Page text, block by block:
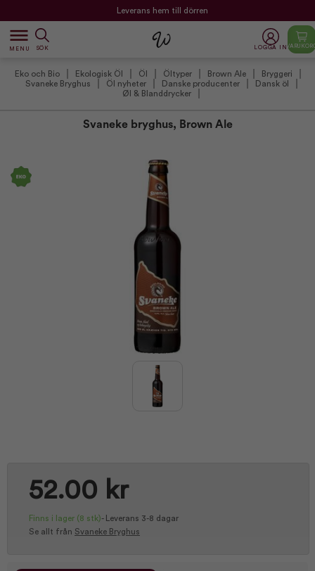
Leverans hem till dörren
dehaze
MENU SÖK LOGGA IN
Eko och Bio Ekologisk Öl Öl Öltyper Brown Ale
Bryggeri
Svaneke Bryghus
Öl nyheter Danske producenter
Dansk öl
Øl & Blanddrycker
Svaneke bryghus, Brown Ale
52.00 kr
Finns i lager (8 stk)-
Leverans 3-8 dagar
Se allt från Svaneke Bryghus